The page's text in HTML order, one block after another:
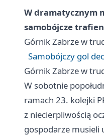
W dramatycznym
samobójcze
GórnikZabrzew
Samobójczy gol
GórnikZabrzew
W sobotnie
ramach 23. kolejki
z niecierpliwością
gospodarze musieli